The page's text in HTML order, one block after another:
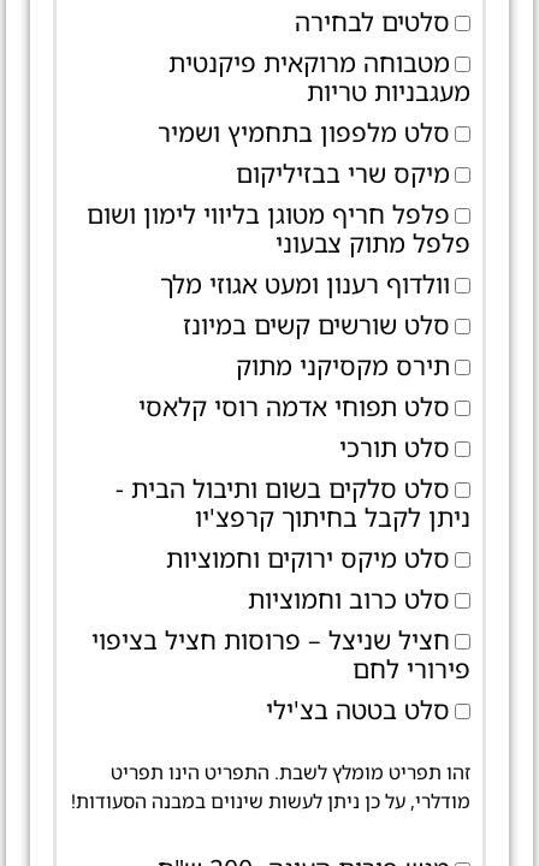
סלטים לבחירה
מטבוחה מרוקאית פיקנטית
מעגבניות טריות
סלט מלפפון בתחמיץ ושמיר
מיקס שרי בבזיליקום
פלפל חריף מטוגן בליווי לימון ושום
פלפל מתוק צבעוני
וולדוף רענון ומעט אגוזי מלך
סלט שורשים קשים במיונז
תירס מקסיקני מתוק
סלט תפוחי אדמה רוסי קלאסי
סלט תורכי
סלט סלקים בשום ותיבול הבית -
ניתן לקבל בחיתוך קרפצ'יו
סלט מיקס ירוקים וחמוציות
סלט כרוב וחמוציות
חציל שניצל – פרוסות חציל בציפוי
פירורי לחם
סלט בטטה בצ'ילי
זהו תפריט מומלץ לשבת. התפריט הינו תפריט
מודלרי, על כן ניתן לעשות שינוים במבנה הסעודות!